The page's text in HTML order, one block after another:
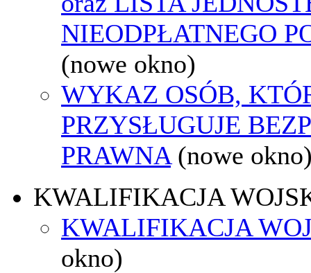
NIEODPŁATNEGO
(nowe okno)
WYKAZ OSÓB,
PRZYSŁUGUJE
PRAWNA (nowe
KWALIFIKACJA
KWALIFIKACJA
okno)